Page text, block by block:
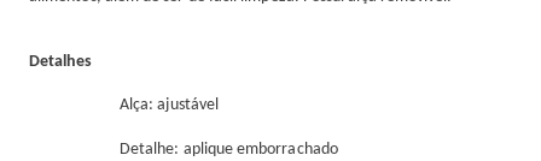
Detalhes
Alça: ajustável
Detalhe: aplique emborrachado